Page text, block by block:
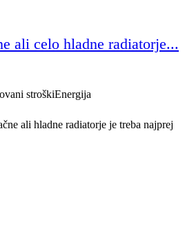
ali celo hladne radiatorje...
stroškiEnergija
ali hladne radiatorje je treba najprej